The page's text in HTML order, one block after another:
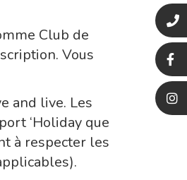
Club de
Vous
and live. Les
‘Holiday que
à respecter les